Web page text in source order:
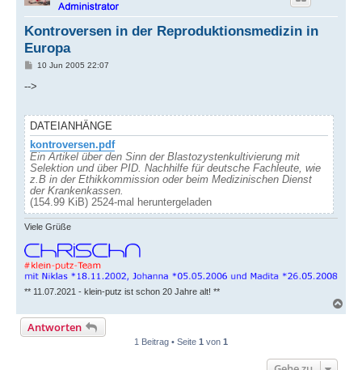
Kontroversen in der Reproduktionsmedizin in
Europa
B
i
a
g
10 Jun 2005 22:07
-->
DATEIANHÄNGE
kontroversen.pdf
Ein Artikel über den Sinn der Blastozystenkultivierung mit
Selektion und über PID. Nachhilfe für deutsche Fachleute, wie
z.B in der Ethikkommission oder beim Medizinischen Dienst
der Krankenkassen.
(154.99 KiB) 2524-mal heruntergeladen
Viele Grüße
** 11.07.2021 - klein-putz ist schon 20 Jahre alt! **
a
Antworten
1 Beitrag • Seite 1 von 1